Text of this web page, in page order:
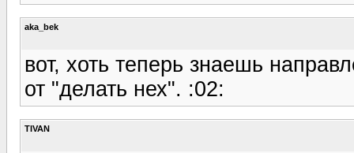
aka_bek
вот, хоть теперь знаешь
от "делать нех". :02:
TIVAN